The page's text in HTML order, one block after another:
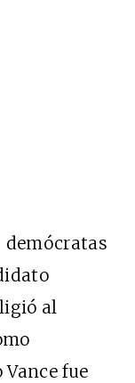
demócratas
al
fue